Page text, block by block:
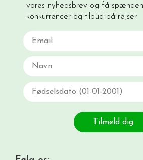
vores nyhedsbrev og få
konkurrencer og tilbud på rejser.
Email
Navn
Fødselsdato
Tilmeld dig